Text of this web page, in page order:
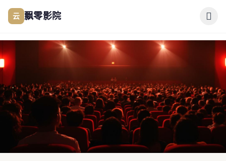
跳过导航
云 飘零影院
作品展示
签约演员
签约导演